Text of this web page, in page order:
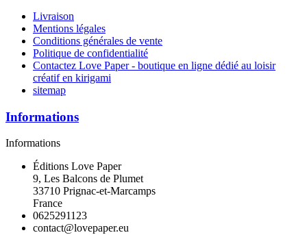
Livraison
Mentions légales
Conditions générales de vente
Politique de confidentialité
Contactez Love Paper - boutique en ligne dédié au loisir
créatif en kirigami
sitemap
Informations
Informations
Éditions Love Paper
9, Les Balcons de Plumet
33710 Prignac-et-Marcamps
France
0625291123
contact@lovepaper.eu